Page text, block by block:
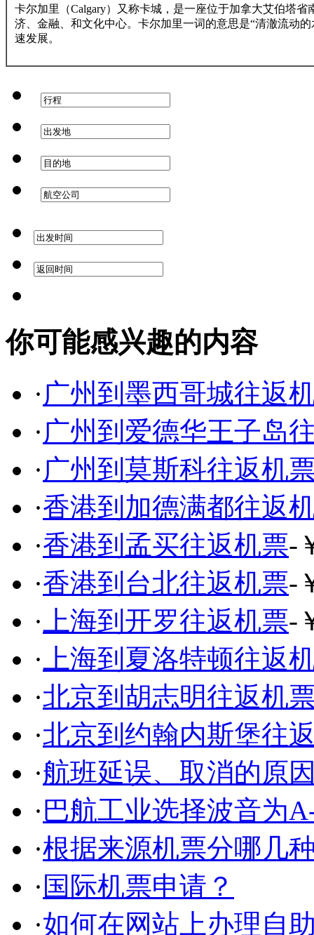
卡尔加里（Calgary）又称卡城，是一座位于加拿大艾伯塔
济、金融、和文化中心。卡尔加里一词的意思是“清澈流动
速发展。
你可能感兴趣的内容
·广州到墨西哥城往返
·广州到爱德华王子岛
·广州到莫斯科往返机
·香港到加德满都往返
·香港到孟买往返机票-
·香港到台北往返机票-
· 上海到开罗往返机票-
· 上海到夏洛特顿往返
·北京到胡志明往返机
·北京到约翰内斯堡往
·航班延误、取消的原
·巴航工业选择波音为
·根据来源机票分哪几
· 国际机票申请？
·如何在网站上办理自